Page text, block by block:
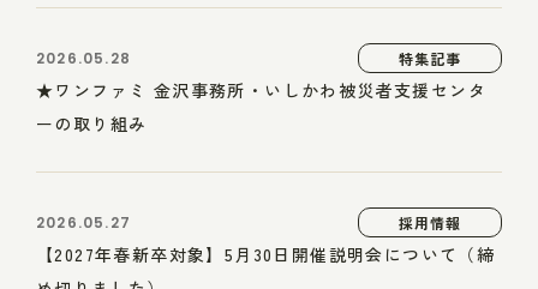
2026.05.28 特集記事
★ワンファミ 金沢事務所・いしかわ被災者支援センタ
ーの取り組み
2026.05.27 採用情報
【2027年春新卒対象】5月30日開催説明会について（締